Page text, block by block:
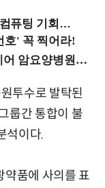
! (8/28 강남역)
투수로 발탁된
룹간 통합이 불
석이다.
약품에 사의를 표